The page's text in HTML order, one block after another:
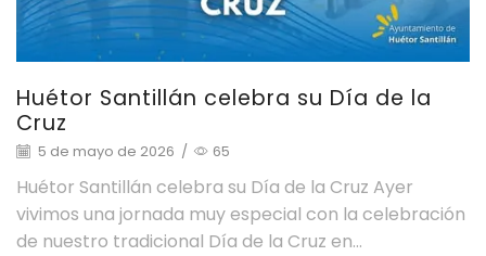
Huétor Santillán celebra su Día de la
Cruz
5 de mayo de 2026 / 65
Huétor Santillán celebra su Día de la Cruz Ayer
vivimos una jornada muy especial con la celebración
de nuestro tradicional Día de la Cruz en...